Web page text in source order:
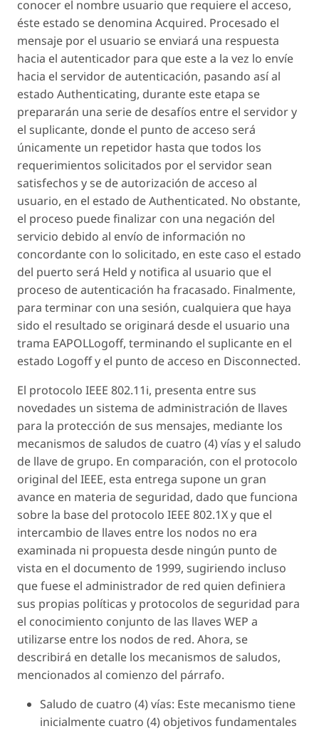
conocer el nombre usuario que requiere el acceso,
éste estado se denomina Acquired. Procesado el
mensaje por el usuario se enviará una respuesta
hacia el autenticador para que este a la vez lo envíe
hacia el servidor de autenticación, pasando así al
estado Authenticating, durante este etapa se
prepararán una serie de desafíos entre el servidor y
el suplicante, donde el punto de acceso será
únicamente un repetidor hasta que todos los
requerimientos solicitados por el servidor sean
satisfechos y se de autorización de acceso al
usuario, en el estado deAuthenticated. No obstante,
el proceso puede finalizar con una negación del
servicio debido al envío de información no
concordante con lo solicitado, en este caso el estado
del puerto será Held y notifica al usuario que el
proceso de autenticación ha fracasado. Finalmente,
para terminar con una sesión, cualquiera que haya
sido el resultado se originará desde el usuario una
trama EAPOLLogoff, terminando el suplicante en el
estado Logoffy el punto de acceso en Disconnected.
El protocolo IEEE 802.11i, presenta entre sus
novedades un sistema de administración de llaves
para la protección de sus mensajes, mediante los
mecanismos de saludos de cuatro (4) vías y el saludo
de llave de grupo. En comparación, con el protocolo
original del IEEE, esta entrega supone un gran
avance en materia de seguridad, dado que funciona
sobre la base del protocolo IEEE 802.1X y que el
intercambio de llaves entre los nodos no era
examinada ni propuesta desde ningún punto de
vista en el documento de 1999, sugiriendo incluso
que fuese el administrador de red quien definiera
sus propias políticas y protocolos de seguridad para
el conocimiento conjunto de las llaves WEP a
utilizarse entre los nodos de red. Ahora, se
describirá en detalle los mecanismos de saludos,
mencionados al comienzo del párrafo.
Saludo de cuatro (4) vías: Este mecanismo tiene
inicialmente cuatro (4) objetivos fundamentales